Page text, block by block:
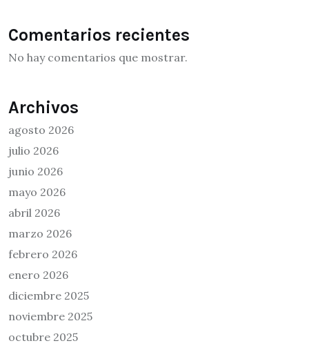
Comentarios recientes
No hay comentarios que mostrar.
Archivos
agosto 2026
julio 2026
junio 2026
mayo 2026
abril 2026
marzo 2026
febrero 2026
enero 2026
diciembre 2025
noviembre 2025
octubre 2025